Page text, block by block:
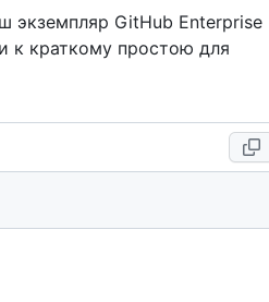
экземпляр GitHub Enterprise
к краткому простою для